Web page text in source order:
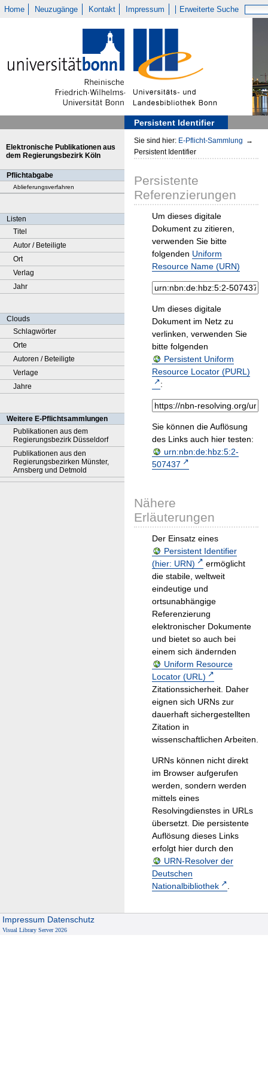
Home Neuzugänge Kontakt Impressum Erweiterte Suche
Persistent Identifier
Elektronische Publikationen aus
dem Regierungsbezirk Köln
Pflichtabgabe
Ablieferungsverfahren
Listen
Titel
Autor / Beteiligte
Ort
Verlag
Jahr
Clouds
Schlagwörter
Orte
Autoren / Beteiligte
Verlage
Jahre
Weitere E-Pflichtsammlungen
Publikationen aus dem
Regierungsbezirk Düsseldorf
Publikationen aus den
Regierungsbezirken Münster,
Arnsberg und Detmold
Sie sind hier: E-Pflicht-Sammlung →
Persistent Identifier
Persistente
Referenzierungen
Um dieses digitale
Dokument zu zitieren,
verwenden Sie bitte
folgenden Uniform
Resource Name (URN)
Um dieses digitale
Dokument im Netz zu
verlinken, verwenden Sie
bitte folgenden
Persistent Uniform
Resource Locator (PURL)
:
Sie können die Auflösung
des Links auch hier testen:
urn:nbn:de:hbz:5:2-
507437
Nähere
Erläuterungen
Der Einsatz eines
Persistent Identifier
(hier: URN)
ermöglicht
die stabile, weltweit
eindeutige und
ortsunabhängige
Referenzierung
elektronischer Dokumente
und bietet so auch bei
einem sich ändernden
Uniform Resource
Locator (URL)
Zitationssicherheit. Daher
eignen sich URNs zur
dauerhaft sichergestellten
Zitation in
wissenschaftlichen Arbeiten.
URNs können nicht direkt
im Browser aufgerufen
werden, sondern werden
mittels eines
Resolvingdienstes in URLs
übersetzt. Die persistente
Auflösung dieses Links
erfolgt hier durch den
URN-Resolver der
Deutschen
Nationalbibliothek
.
Impressum Datenschutz
Visual Library Server 2026